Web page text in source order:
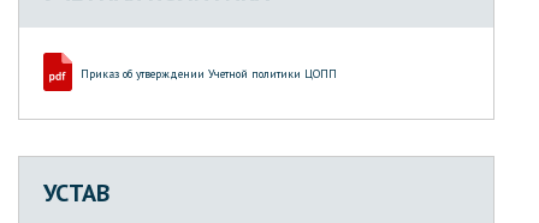
Приказ об утверждении Учетной политики ЦОПП
УСТАВ